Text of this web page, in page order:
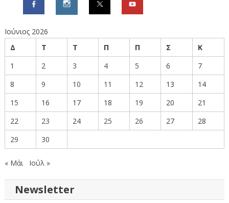
Ιούνιος 2026
Δ
Τ Τ Π Π Σ
Κ
1
2 3 4 5 6
7
8
9 10 11 12 13
14
15
16 17 18 19 20
21
22
23 24 25 26 27
28
29
30
« Μάι Ιούλ »
Newsletter